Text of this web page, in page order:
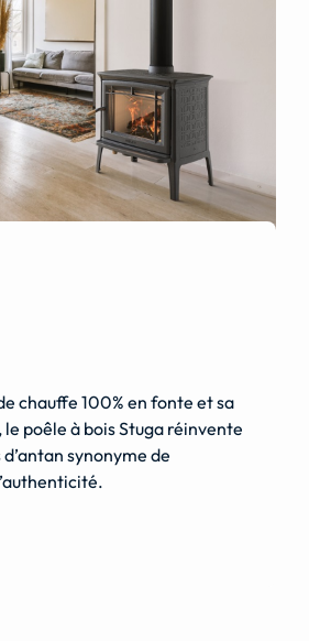
chauffe 100% en fonte et sa
le poêle à bois Stuga réinvente
synonyme de